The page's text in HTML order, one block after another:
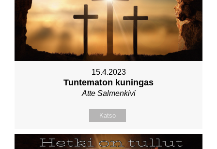
15.4.2023
Tuntematon kuningas
Atte Salmenkivi
Katso